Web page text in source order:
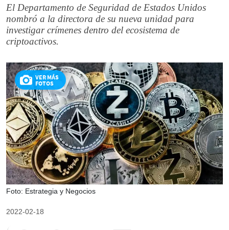
El Departamento de Seguridad de Estados Unidos
nombró a la directora de su nueva unidad para
investigar crímenes dentro del ecosistema de
criptoactivos.
VER MÁS
FOTOS
Foto: Estrategia y Negocios
2022-02-18